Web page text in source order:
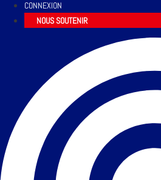
CONNEXION
NOUS SOUTENIR